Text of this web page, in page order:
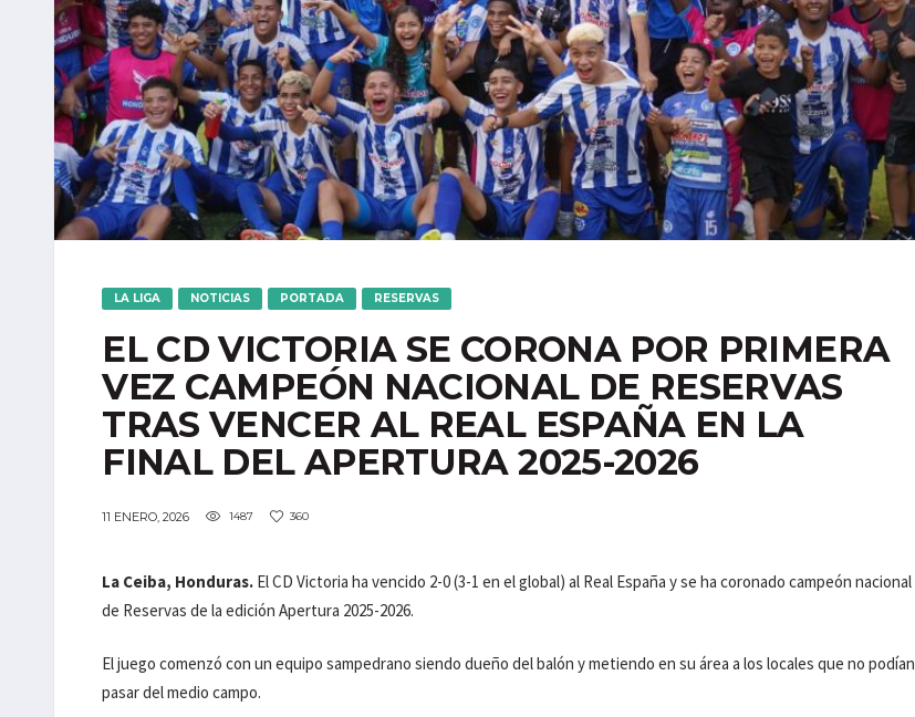
LA LIGA NOTICIAS PORTADA RESERVAS
EL CD VICTORIA SE CORONA POR PRIMERA
VEZ CAMPEÓN NACIONAL DE RESERVAS
TRAS VENCER AL REAL ESPAÑA EN LA
FINAL DEL APERTURA 2025-2026
11 ENERO, 2026 1487 360
La Ceiba, Honduras. El CD Victoria ha vencido 2-0 (3-1 en el global) al Real España y se ha coronado campeón nacional
de Reservas de la edición Apertura 2025-2026.
El juego comenzó con un equipo sampedrano siendo dueño del balón y metiendo en su área a los locales que no podían
pasar del medio campo.